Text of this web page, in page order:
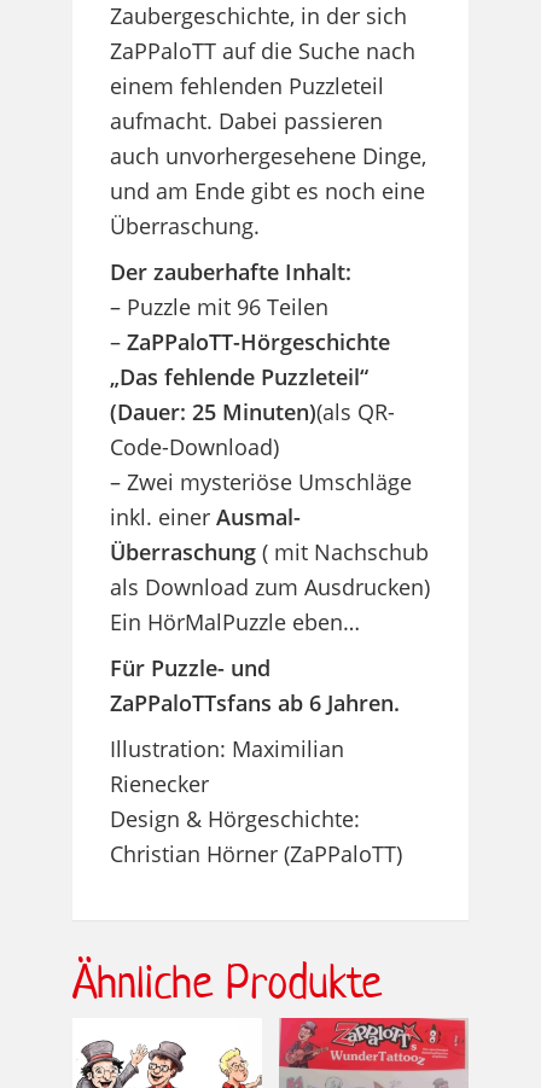
Zaubergeschichte, in der sich
ZaPPaloTT auf die Suche nach
einem fehlenden Puzzleteil
aufmacht. Dabei passieren
auch unvorhergesehene Dinge,
und am Ende gibt es noch eine
Überraschung.
Der zauberhafte Inhalt:
– Puzzle mit 96 Teilen
– ZaPPaloTT-Hörgeschichte
„Das fehlende Puzzleteil“
(Dauer: 25 Minuten)(als QR-
Code-Download)
– Zwei mysteriöse Umschläge
inkl. einer Ausmal-
Überraschung ( mit Nachschub
als Download zum Ausdrucken)
Ein HörMalPuzzle eben…
Für Puzzle- und
ZaPPaloTTsfans ab 6 Jahren.
Illustration: Maximilian
Rienecker
Design & Hörgeschichte:
Christian Hörner (ZaPPaloTT)
Ähnliche Produkte